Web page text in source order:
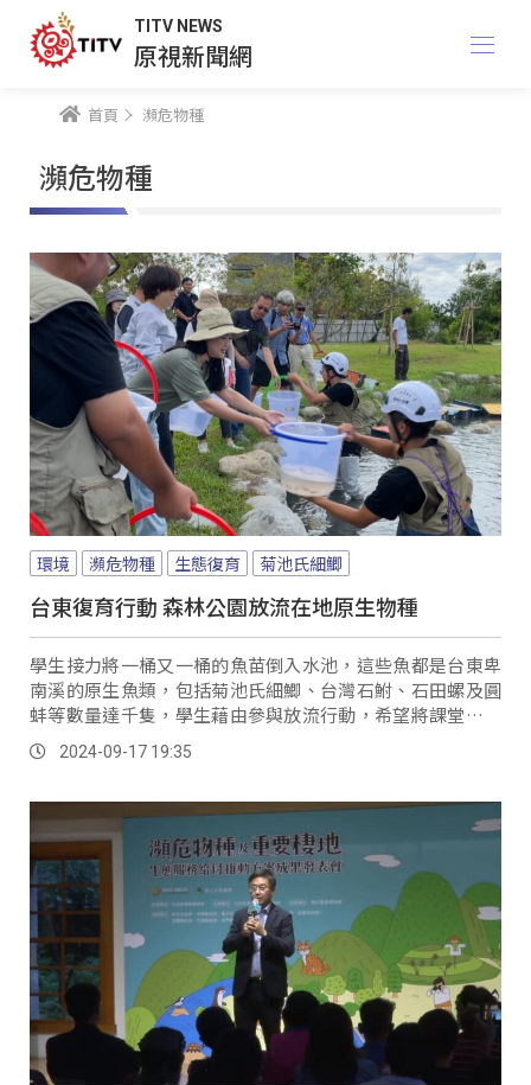
TITV NEWS
原視新聞網
首頁 瀕危物種
瀕危物種
環境 瀕危物種 生態復育 菊池氏細鯽
台東復育行動 森林公園放流在地原生物種
學生接力將一桶又一桶的魚苗倒入水池，這些魚都是台東卑
南溪的原生魚類，包括菊池氏細鯽、台灣石鮒、石田螺及圓
蚌等數量達千隻，學生藉由參與放流行動，希望將課堂知識
學以致用，協助復育在地原生物種。
2024-09-17 19:35